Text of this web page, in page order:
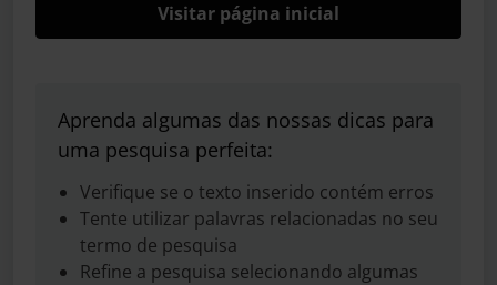
Visitar página inicial
Aprenda algumas das nossas dicas para
uma pesquisa perfeita:
Verifique se o texto inserido contém erros
Tente utilizar palavras relacionadas no seu
termo de pesquisa
Refine a pesquisa selecionando algumas